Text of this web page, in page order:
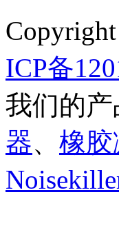
ICP备
我们的产
器、 橡胶